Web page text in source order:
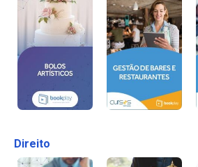
Direito